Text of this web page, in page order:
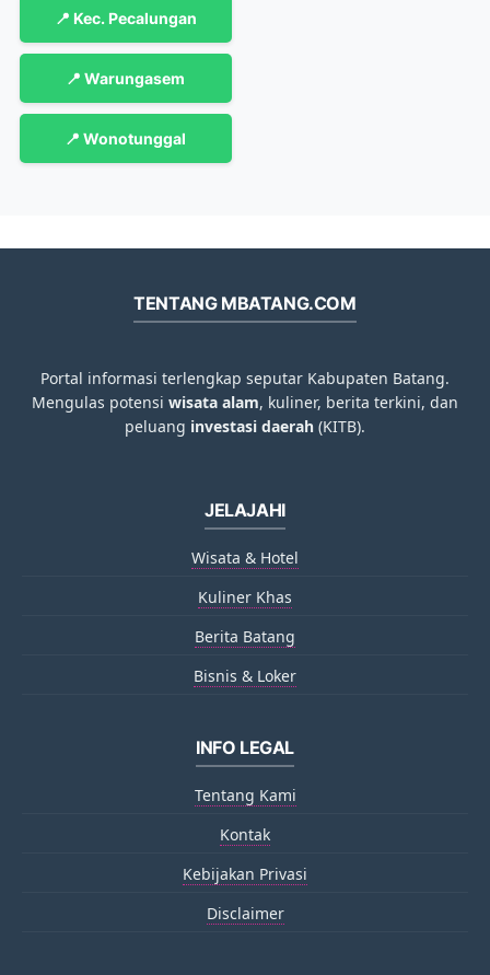
📍 Kec. Pecalungan
📍 Warungasem
📍 Wonotunggal
TENTANG MBATANG.COM
Portal informasi terlengkap seputar Kabupaten Batang.
Mengulas potensi wisata alam, kuliner, berita terkini, dan
peluang investasi daerah (KITB).
JELAJAHI
Wisata & Hotel
Kuliner Khas
Berita Batang
Bisnis & Loker
INFO LEGAL
Tentang Kami
Kontak
Kebijakan Privasi
Disclaimer